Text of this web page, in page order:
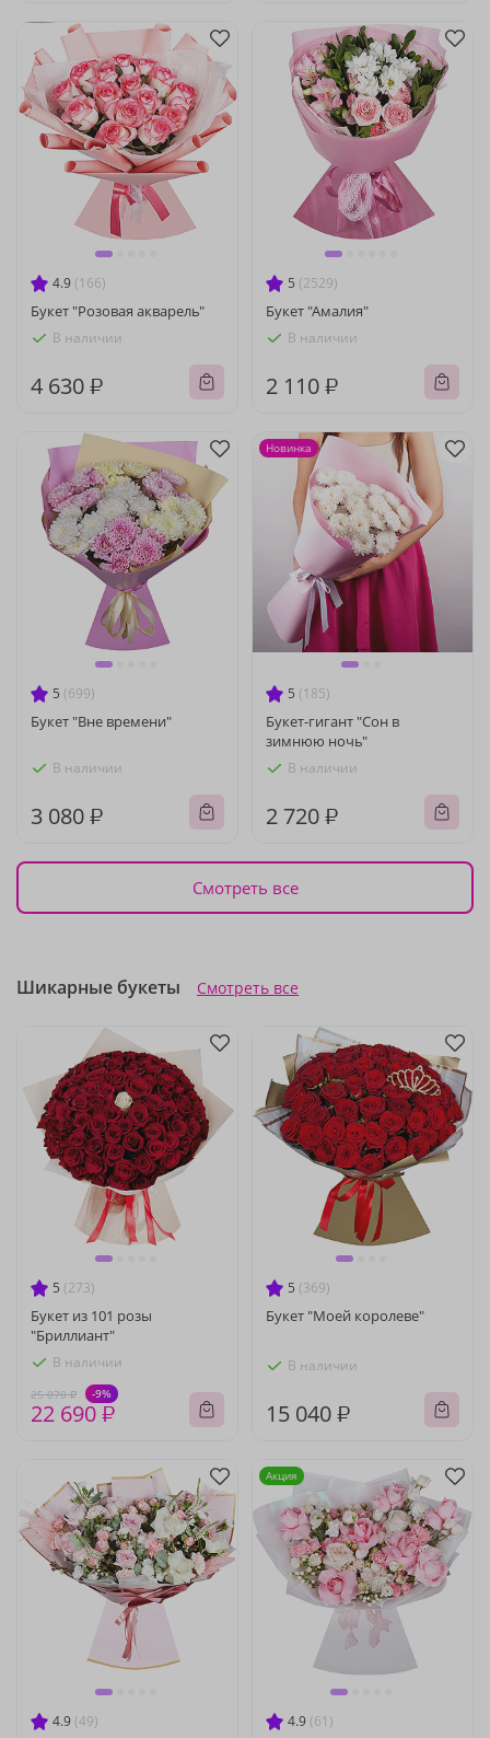
4.9 (166)
Букет "Розовая акварель"
В наличии
4 630 ₽
5 (2529)
Букет "Амалия"
В наличии
2 110 ₽
5 (699)
Букет "Вне времени"
В наличии
3 080 ₽
5 (185)
Букет-гигант "Сон в
зимнюю ночь"
В наличии
2 720 ₽
Новинка
Смотреть все
Шикарные букеты Смотреть все
5 (273)
Букет из 101 розы
"Бриллиант"
В наличии
25 070 ₽ -9%
22 690 ₽
5 (369)
Букет "Моей королеве"
В наличии
15 040 ₽
4.9 (49) 4.9 (61)
Акция